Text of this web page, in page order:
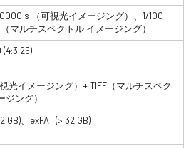
s （可視光イメージング）、1/100 -
マルチスペクトル イメージング）
(4:3.25)
光イメージング）+ TIFF（マルチスペク
ジング）
GB)、exFAT (> 32 GB)